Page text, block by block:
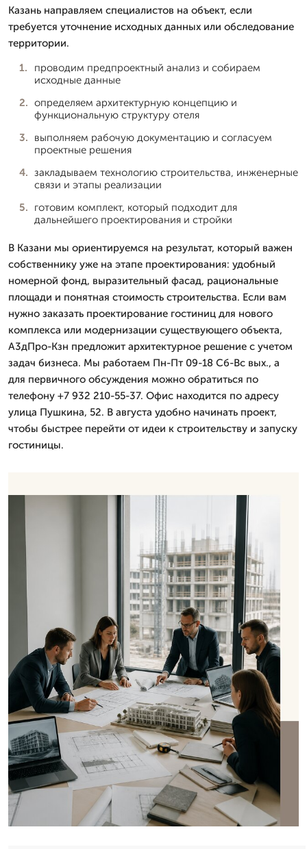
Казань направляем специалистов на объект, если
требуется уточнение исходных данных или обследование
территории.
проводим предпроектный анализ и собираем
исходные данные
определяем архитектурную концепцию и
функциональную структуру отеля
выполняем рабочую документацию и согласуем
проектные решения
закладываем технологию строительства, инженерные
связи и этапы реализации
готовим комплект, который подходит для
дальнейшего проектирования и стройки
В Казани мы ориентируемся на результат, который важен
собственнику уже на этапе проектирования: удобный
номерной фонд, выразительный фасад, рациональные
площади и понятная стоимость строительства. Если вам
нужно заказать проектирование гостиниц для нового
комплекса или модернизации существующего объекта,
А3дПро-Кзн предложит архитектурное решение с учетом
задач бизнеса. Мы работаем Пн-Пт 09-18 Сб-Вс вых., а
для первичного обсуждения можно обратиться по
телефону +7 932 210-55-37. Офис находится по адресу
улица Пушкина, 52. В августа удобно начинать проект,
чтобы быстрее перейти от идеи к строительству и запуску
гостиницы.